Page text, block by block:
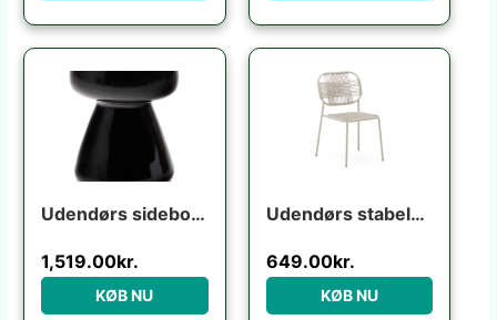
Udendørs sidebord Kave Home Manya sort fibercement 38x38x46 cm industrielt design
1,519.00kr.
KØB NU
Udendørs stabelbar fletstol Kave Home Talaier ecru syntetisk rattan & galvaniseret stål H84 x B51 x D58 cm
649.00kr.
KØB NU